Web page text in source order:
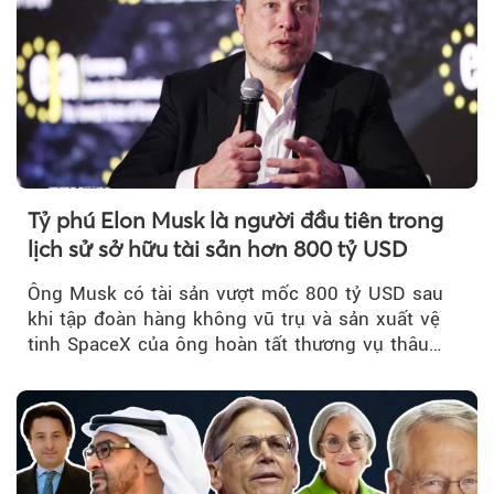
Tỷ phú Elon Musk là người đầu tiên trong
lịch sử sở hữu tài sản hơn 800 tỷ USD
Ông Musk có tài sản vượt mốc 800 tỷ USD sau
khi tập đoàn hàng không vũ trụ và sản xuất vệ
tinh SpaceX của ông hoàn tất thương vụ thâu
do ông kiểm soát.